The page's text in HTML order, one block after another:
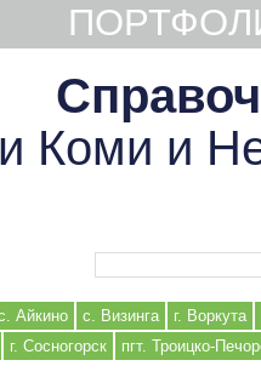
Коми и
Айкино с. Визинга
г. Воркута
г. Сосногорск пгт. Троицко-